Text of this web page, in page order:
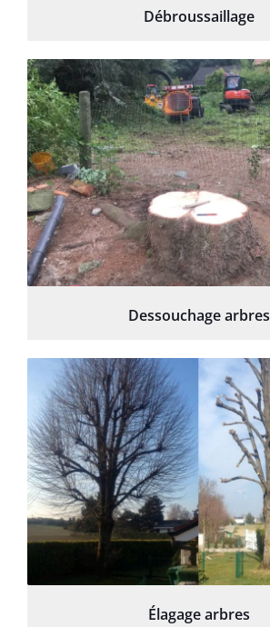
Débroussaillage
Dessouchage arbres
Élagage arbres